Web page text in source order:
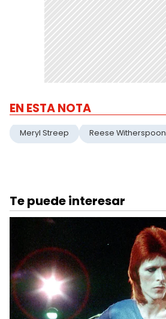
EN ESTA NOTA
Meryl Streep Reese Witherspoon